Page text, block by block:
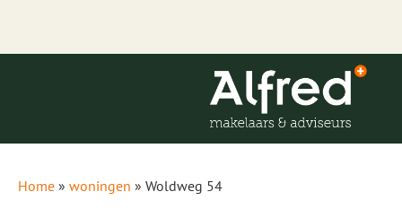
Home » woningen » Woldweg 54